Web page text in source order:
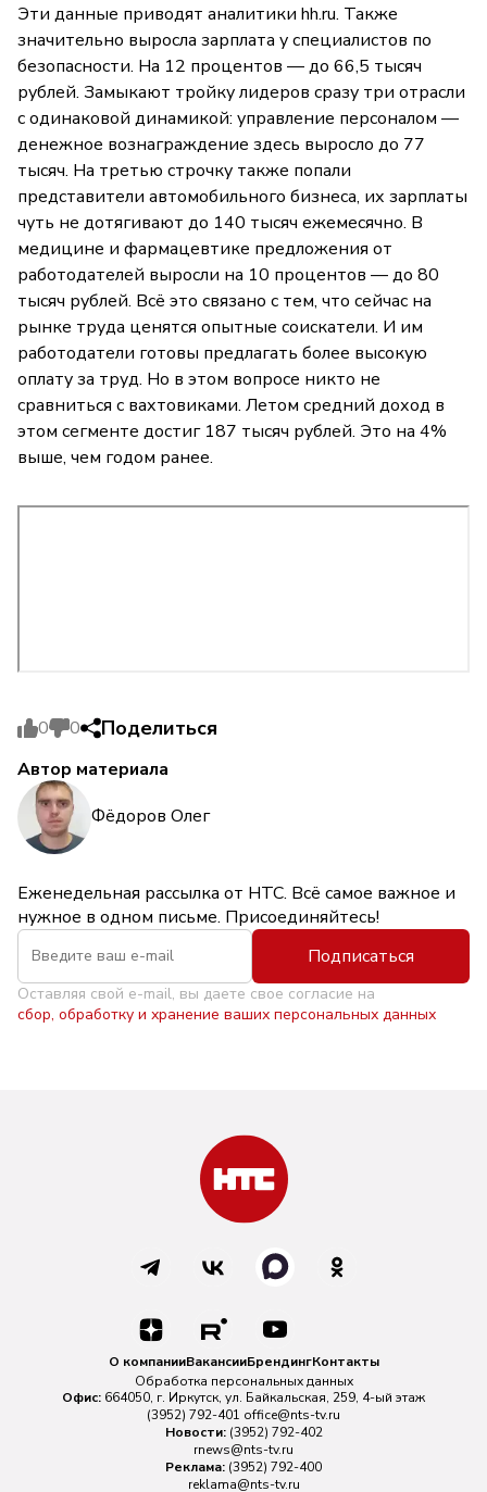
Эти данные приводят аналитики hh.ru. Также
значительно выросла зарплата у специалистов по
безопасности. На 12 процентов — до 66,5 тысяч
рублей. Замыкают тройку лидеров сразу три отрасли
с одинаковой динамикой: управление персоналом —
денежное вознаграждение здесь выросло до 77
тысяч. На третью строчку также попали
представители автомобильного бизнеса, их зарплаты
чуть не дотягивают до 140 тысяч ежемесячно. В
медицине и фармацевтике предложения от
работодателей выросли на 10 процентов — до 80
тысяч рублей. Всё это связано с тем, что сейчас на
рынке труда ценятся опытные соискатели. И им
работодатели готовы предлагать более высокую
оплату за труд. Но в этом вопросе никто не
сравниться с вахтовиками. Летом средний доход в
этом сегменте достиг 187 тысяч рублей. Это на 4%
выше, чем годом ранее.
0 0 Поделиться
Автор материала
Фёдоров Олег
Еженедельная рассылка от НТС. Всё самое важное и
нужное в одном письме. Присоединяйтесь!
Подписаться
Оставляя свой e-mail, вы даете свое согласие на
сбор, обработку и хранение ваших персональных данных
О компанииВакансииБрендингКонтакты
Обработка персональных данных
Офис: 664050, г. Иркутск, ул. Байкальская, 259, 4-ый этаж
(3952) 792-401 office@nts-tv.ru
Новости: (3952) 792-402
rnews@nts-tv.ru
Реклама: (3952) 792-400
reklama@nts-tv.ru